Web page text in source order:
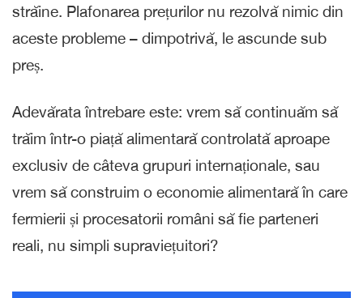
străine. Plafonarea prețurilor nu rezolvă nimic din
aceste probleme – dimpotrivă, le ascunde sub
preș.
Adevărata întrebare este: vrem să continuăm să
trăim într-o piață alimentară controlată aproape
exclusiv de câteva grupuri internaționale, sau
vrem să construim o economie alimentară în care
fermierii și procesatorii români să fie parteneri
reali, nu simpli supraviețuitori?